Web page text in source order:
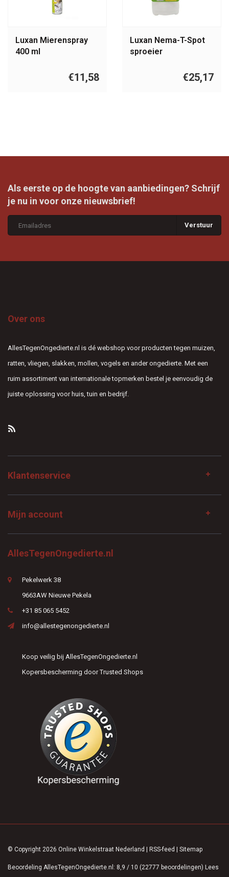
Luxan Mierenspray
400 ml
€11,58
Luxan Nema-T-Spot
sproeier
€25,17
Als eerste op de hoogte van aanbiedingen? Schrijf
je nu in voor onze nieuwsbrief!
Verstuur
Over ons
AllesTegenOngedierte.nl is dé webshop voor producten tegen muizen,
ratten, vliegen, slakken, mollen, vogels en ander ongedierte. Met een
ruim assortiment van internationale topmerken bestel je eenvoudig de
juiste oplossing voor huis, tuin en bedrijf.
Klantenservice
Mijn account
AllesTegenOngedierte.nl
Pekelwerk 38
9663AW Nieuwe Pekela
+31 85 065 5452
info@allestegenongedierte.nl
Koop veilig bij AllesTegenOngedierte.nl
Kopersbescherming door Trusted Shops
© Copyright 2026 Online Winkelstraat Nederland | RSS-feed | Sitemap
Beoordeling AllesTegenOngedierte.nl : 8,9 / 10 (22777 beoordelingen) Lees